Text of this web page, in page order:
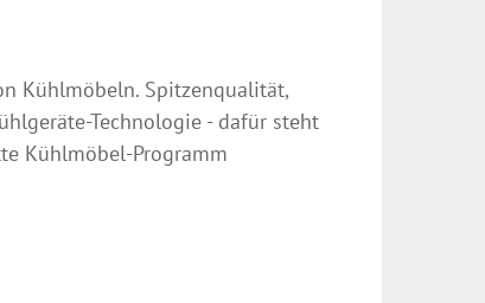
Kühlmöbeln. Spitzenqualität,
Technologie - dafür steht
Kühlmöbel-Programm